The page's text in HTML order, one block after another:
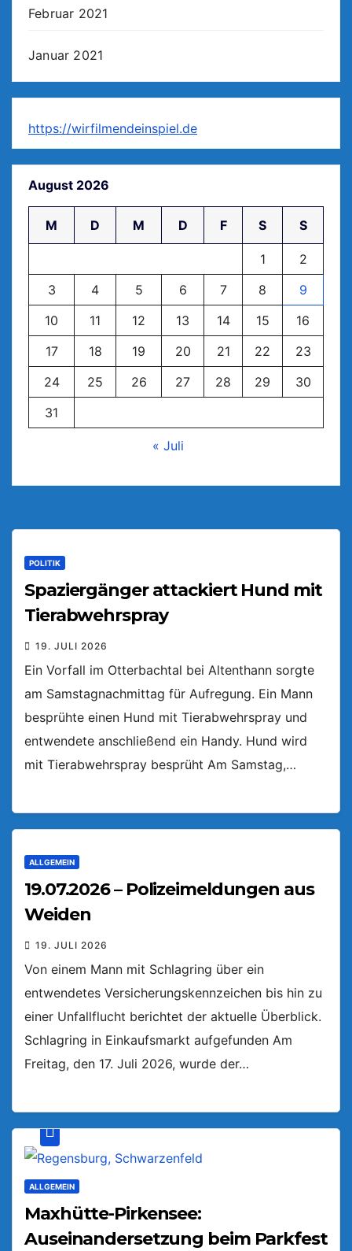
Februar 2021
Januar 2021
https://wirfilmendeinspiel.de
August 2026
M D M D F S S
1
2
3
4 5 6 7 8
9
10
11 12 13 14 15
16
17
18 19 20 21 22
23
24
25 26 27 28 29
30
31
« Juli
POLITIK
Spaziergänger attackiert Hund mit
Tierabwehrspray
19. JULI 2026
Ein Vorfall im Otterbachtal bei Altenthann sorgte
am Samstagnachmittag für Aufregung. Ein Mann
besprühte einen Hund mit Tierabwehrspray und
entwendete anschließend ein Handy. Hund wird
mit Tierabwehrspray besprüht Am Samstag,…
ALLGEMEIN
19.07.2026 – Polizeimeldungen aus
Weiden
19. JULI 2026
Von einem Mann mit Schlagring über ein
entwendetes Versicherungskennzeichen bis hin zu
einer Unfallflucht berichtet der aktuelle Überblick.
Schlagring in Einkaufsmarkt aufgefunden Am
Freitag, den 17. Juli 2026, wurde der…
ALLGEMEIN
Maxhütte-Pirkensee:
Auseinandersetzung beim Parkfest